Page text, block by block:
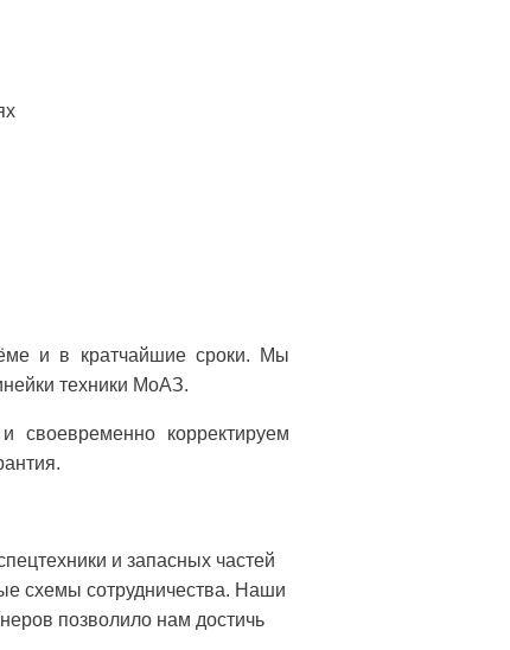
и в кратчайшие сроки.
Мы
техники МоАЗ.
своевременно корректируем
и запасных частей
схемы сотрудничества. Наши
позволило нам достичь